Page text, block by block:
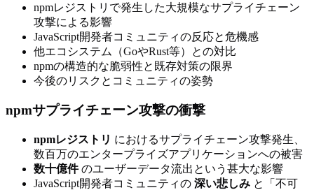
npmレジストリで発生した大規模なサプライチェーン
攻撃による影響
JavaScript開発者コミュニティの反応と危機感
他エコシステム（GoやRust等）との対比
npmの構造的な脆弱性と既存対策の限界
今後のリスクとコミュニティの姿勢
npmサプライチェーン攻撃の衝撃
npmレジストリ におけるサプライチェーン攻撃発生、
数百万のエンタープライズアプリケーションへの被害
数十億件のユーザーデータ流出という甚大な影響
JavaScript開発者コミュニティの 深い悲しみ と「不可